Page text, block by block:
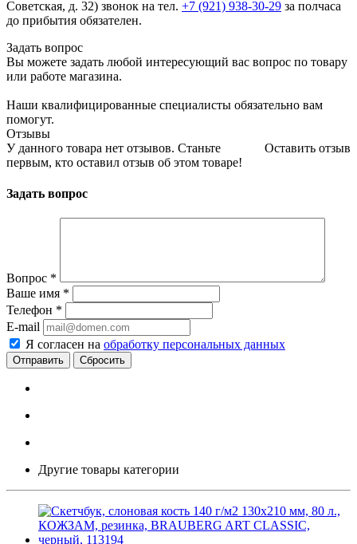
Советская, д. 32) звонок на тел. +7 (921) 938-30-29 за полчаса
до прибытия обязателен.
Задать вопрос
Вы можете задать любой интересующий вас вопрос по товару
или работе магазина.
Наши квалифицированные специалисты обязательно вам
помогут.
Отзывы
Оставить отзыв
У данного товара нет отзывов. Станьте
первым, кто оставил отзыв об этом товаре!
Задать вопрос
Вопрос *
Ваше имя *
Телефон *
E-mail
Я согласен на обработку персональных данных
Сбросить
Другие товары категории